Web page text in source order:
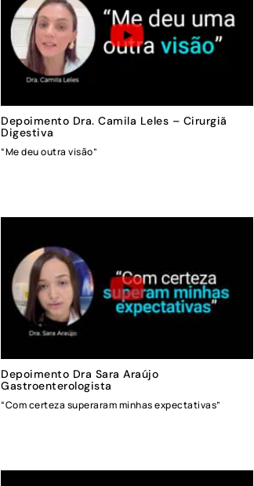
Depoimento Dra. Camila Leles – Cirurgiã
Digestiva
“Me deu outra visão”
Depoimento Dra Sara Araújo
Gastroenterologista
“Com certeza superaram minhas expectativas”